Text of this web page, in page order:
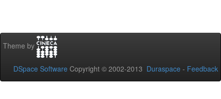
Theme by
DSpace Software Copyright © 2002-2013 Duraspace - Feedback